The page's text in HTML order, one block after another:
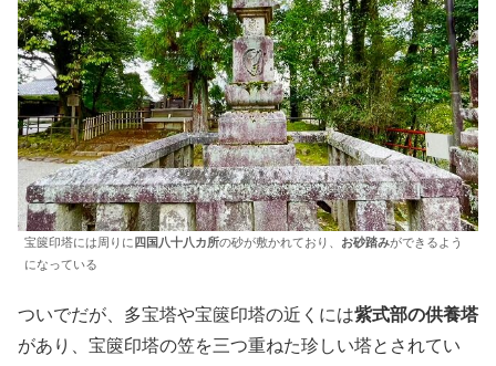
宝篋印塔には周りに四国八十八カ所の砂が敷かれており、 お砂踏みができるよう
になっている
ついでだが、多宝塔や宝篋印塔の近くには紫式部の供養塔
があり、宝篋印塔の笠を三つ重ねた珍しい塔とされてい